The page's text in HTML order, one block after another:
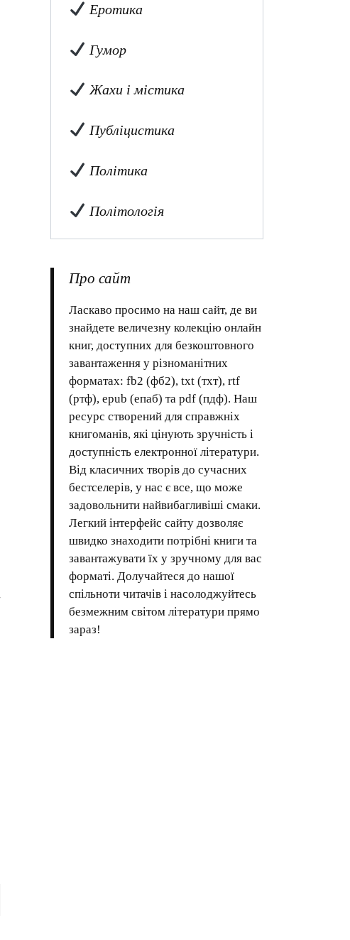
Еротика
Гумор
Жахи і містика
Публіцистика
Політика
Політологія
Про сайт
Ласкаво просимо на наш сайт, де ви
знайдете величезну колекцію онлайн
книг, доступних для безкоштовного
завантаження у різноманітних
форматах: fb2 (фб2), txt (тхт), rtf
(ртф), epub (епаб) та pdf (пдф). Наш
ресурс створений для справжніх
книгоманів, які цінують зручність і
доступність електронної літератури.
Від класичних творів до сучасних
бестселерів, у нас є все, що може
задовольнити найвибагливіші смаки.
Легкий інтерфейс сайту дозволяє
швидко знаходити потрібні книги та
завантажувати їх у зручному для вас
форматі. Долучайтеся до нашої
спільноти читачів і насолоджуйтесь
безмежним світом літератури прямо
зараз!